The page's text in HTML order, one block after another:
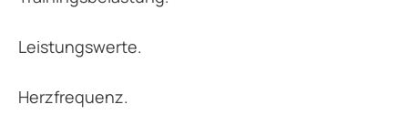
Leistungswerte.
Herzfrequenz.